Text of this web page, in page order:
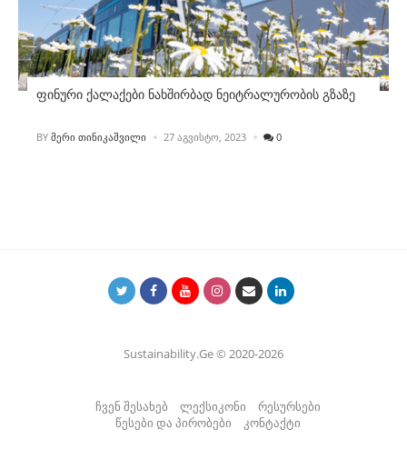
ფინური ქალაქები ნახშირბად ნეიტრალურობის გზაზე
POSTED
BY ᲛᲔᲠᲘ ᲗᲘᲜᲘᲙᲐᲨᲕᲘᲚᲘ 27 ᲐᲒᲕᲘᲡᲢᲝ, 2023 0
Sustainability.Ge © 2020-2026
ჩვენ შესახებ ლექსიკონი
რესურსები
წესები და პირობები
კონტაქტი